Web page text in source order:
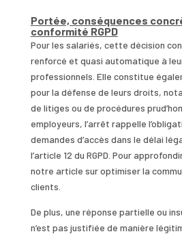
Portée, conséquences
conformité RGPD
Pour les salariés, cette décision
renforcé et quasi automatique à
professionnels. Elle constitue
pour la défense de leurs droits,
de litiges ou de procédures
employeurs, l’arrêt rappelle
demandes d’accès dans le délai
l’article 12 du RGPD. Pour
notre article sur optimiser la
clients.
De plus, une réponse partielle ou
n’est pas justifiée de manière